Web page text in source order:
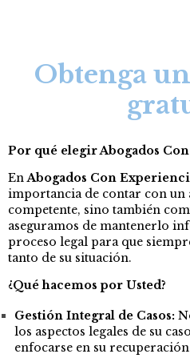
Obtenga
Por qué elegir Abogados
EnAbogados Con
importancia de contar con un
competente, sino también
aseguramos de mantenerlo
proceso legal para que
tanto de su situación.
¿Qué hacemos por Usted?
Gestión Integral de Casos:
los aspectos legales de su
enfocarse en su